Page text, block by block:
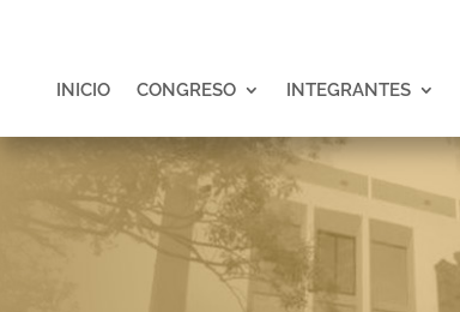
INICIO CONGRESO INTEGRANTES